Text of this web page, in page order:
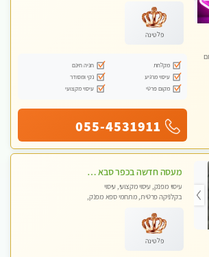
פלטינה
מקלחת
חניה חינם
עיסוי מרגיע
נקי ומסודר
מקום פרטי
עיסוי מקצועי
055-4531911
מעסה חדשה בכפר סבא כל סוגי העיסויים מעסה מקצועית ואיכותית פרטי!!!מומלץ לחלוטין!! ללא מין !
עיסוי מפנק, עיסוי מקצועי, עיסוי
בקלניקה פרטית, מתחמי ספא מפנק,
פלטינה